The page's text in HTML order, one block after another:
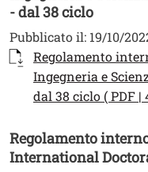
- dal 38 ciclo
Pubblicato il: 19/10/
Documento
Regolamento
Ingegneria e
dal 38 ciclo ( PDF |
Regolamento
International